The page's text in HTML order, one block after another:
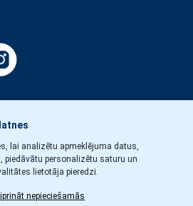
lai analizētu apmeklējuma datus,
piedāvātu personalizētu saturu un
lietotāja pieredzi.
nepieciešamās